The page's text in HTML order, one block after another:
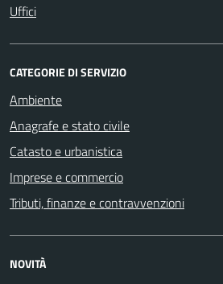
Uffici
CATEGORIE DI SERVIZIO
Ambiente
Anagrafe e stato civile
Catasto e urbanistica
Imprese e commercio
Tributi, finanze e contravvenzioni
NOVITÀ